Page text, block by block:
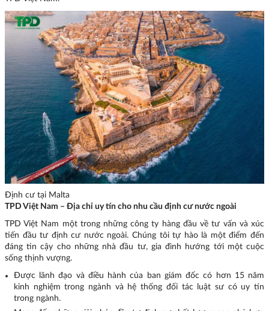
Định cư tại Malta
TPD Việt Nam – Địa chỉ uy tín cho nhu cầu định cư nước ngoài
TPD Việt Nam một trong những công ty hàng đầu về tư vấn và xúc
tiến đầu tư định cư nước ngoài. Chúng tôi tự hào là một điểm đến
đáng tin cậy cho những nhà đầu tư, gia đình hướng tới một cuộc
sống thịnh vượng.
Được lãnh đạo và điều hành của ban giám đốc có hơn 15 năm
kinh nghiệm trong ngành và hệ thống đối tác luật sư có uy tín
trong ngành.